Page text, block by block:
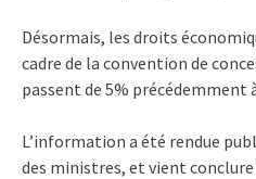
Désormais, les droits
cadre de la convention de
passent de 5% précédemment
L’information a été rendue
des ministres, et vient